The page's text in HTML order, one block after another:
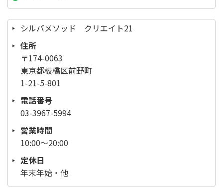
シルバメソッド クリエイト21
住所
〒174-0063
東京都板橋区前野町
1-21-5-801
電話番号
03-3967-5994
営業時間
10:00～20:00
定休日
年末年始・他